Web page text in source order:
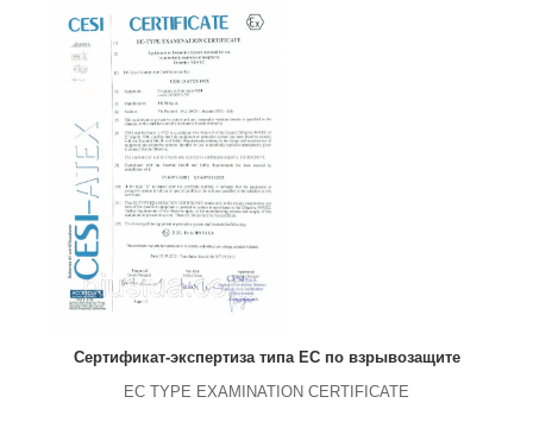
Сертификат-экспертиза типа ЕС по взрывозащите
EC TYPE EXAMINATION CERTIFICATE